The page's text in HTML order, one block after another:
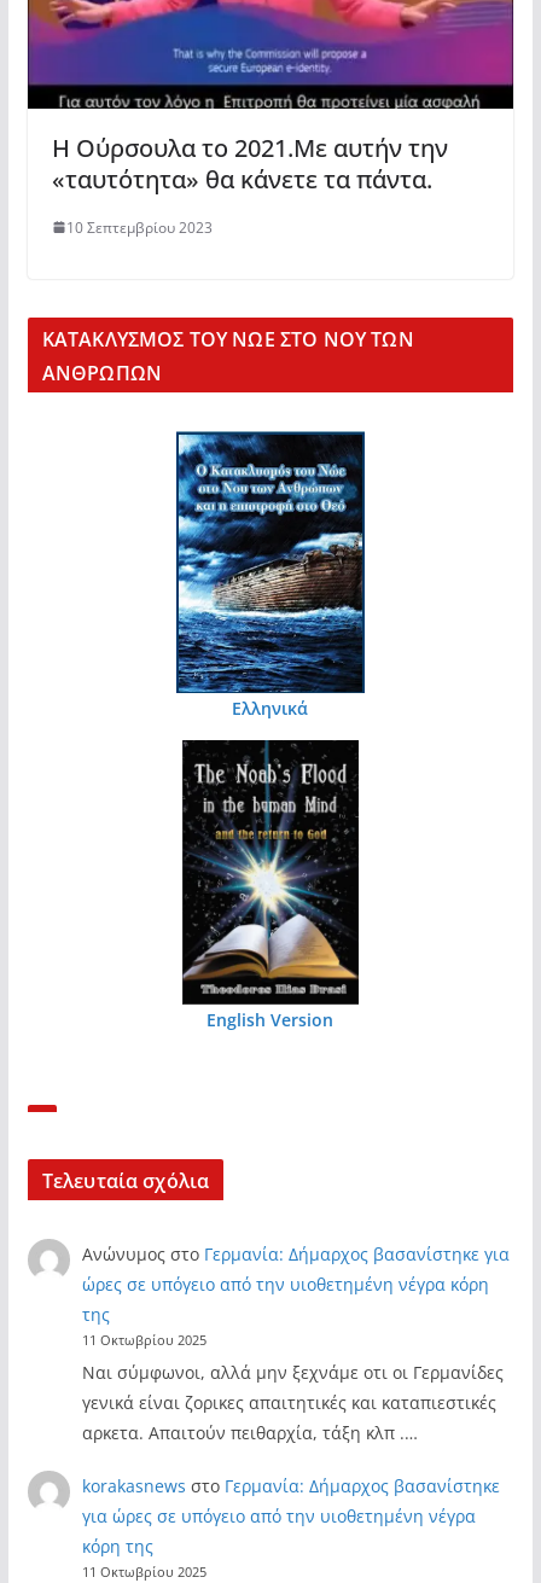
Η Ούρσουλα το 2021.Με αυτήν την
«ταυτότητα» θα κάνετε τα πάντα.
10 Σεπτεμβρίου 2023
KΑΤΑΚΛΥΣΜΟΣ ΤΟΥ ΝΩΕ ΣΤΟ ΝΟΥ ΤΩΝ
ΑΝΘΡΩΠΩΝ
Ελληνικά
English Version
Τελευταία σχόλια
Ανώνυμος στο Γερμανία: Δήμαρχος βασανίστηκε για
ώρες σε υπόγειο από την υιοθετημένη νέγρα κόρη
της
11 Οκτωβρίου 2025
Ναι σύμφωνοι, αλλά μην ξεχνάμε οτι οι Γερμανίδες
γενικά είναι ζορικες απαιτητικές και καταπιεστικές
αρκετα. Απαιτούν πειθαρχία, τάξη κλπ .…
korakasnews στο Γερμανία: Δήμαρχος βασανίστηκε
για ώρες σε υπόγειο από την υιοθετημένη νέγρα
κόρη της
11 Οκτωβρίου 2025